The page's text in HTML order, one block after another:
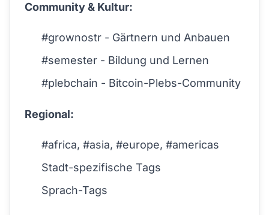
Community & Kultur:
#grownostr - Gärtnern und Anbauen
#semester - Bildung und Lernen
#plebchain - Bitcoin-Plebs-Community
Regional:
#africa, #asia, #europe, #americas
Stadt-spezifische Tags
Sprach-Tags